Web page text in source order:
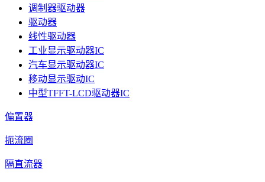
调制器驱动器
驱动器
线性驱动器
工业显示驱动器IC
汽车显示驱动器IC
移动显示驱动IC
中型TFFT-LCD驱动器IC
偏置器
扼流圈
隔直流器